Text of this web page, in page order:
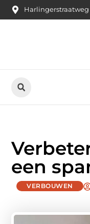
Harlingerstraatweg
een
VERBOUWEN